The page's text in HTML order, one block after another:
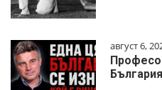
август 6,